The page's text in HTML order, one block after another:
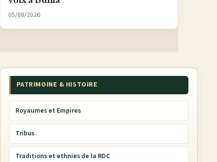
05/08/2026
PATRIMOINE & HISTOIRE
Royaumes et Empires
Tribus
Traditions et ethnies de la RDC